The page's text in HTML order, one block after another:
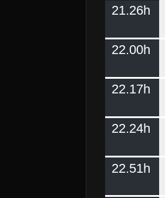
21.26h
22.00h
22.17h
22.24h
22.51h